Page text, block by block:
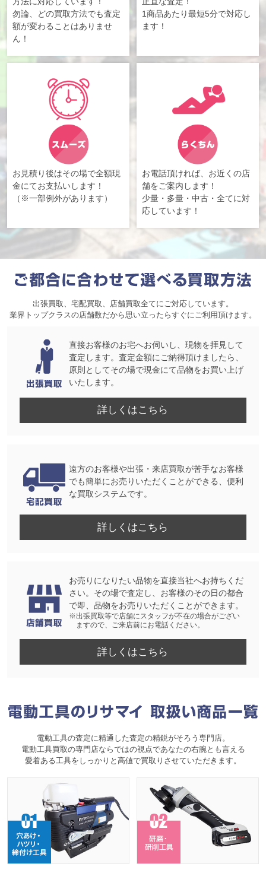
勿論、どの買取方法でも査定
額が変わることはありませ
ん！
1商品あたり最短5分で対応し
ます！
お見積り後はその場で全額現
金にてお支払いします！
（※一部例外があります）
お電話頂ければ、お近くの店
舗をご案内します！
少量・多量・中古・全てに対
応しています！
出張買取、宅配買取、店舗買取全てにご対応しています。
業界トップクラスの店舗数だから思い立ったらすぐにご利用頂けます。
直接お客様のお宅へお伺いし、現物を拝見して
査定します。査定金額にご納得頂けましたら、
原則としてその場で現金にて品物をお買い上げ
いたします。
詳しくはこちら
遠方のお客様や出張・来店買取が苦手なお客様
でも簡単にお売りいただくことができる、便利
な買取システムです。
詳しくはこちら
お売りになりたい品物を直接当社へお持ちくだ
さい。その場で査定し、お客様のその日の都合
で即、品物をお売りいただくことができます。
※出張買取等で店舗にスタッフが不在の場合がござい
ますので、ご来店前にお電話ください。
詳しくはこちら
電動工具の査定に精通した査定の精鋭がそろう専門店。
電動工具買取の専門店ならではの視点であなたの右腕とも言える
愛着ある工具をしっかりと高値で買取りさせていただきます。